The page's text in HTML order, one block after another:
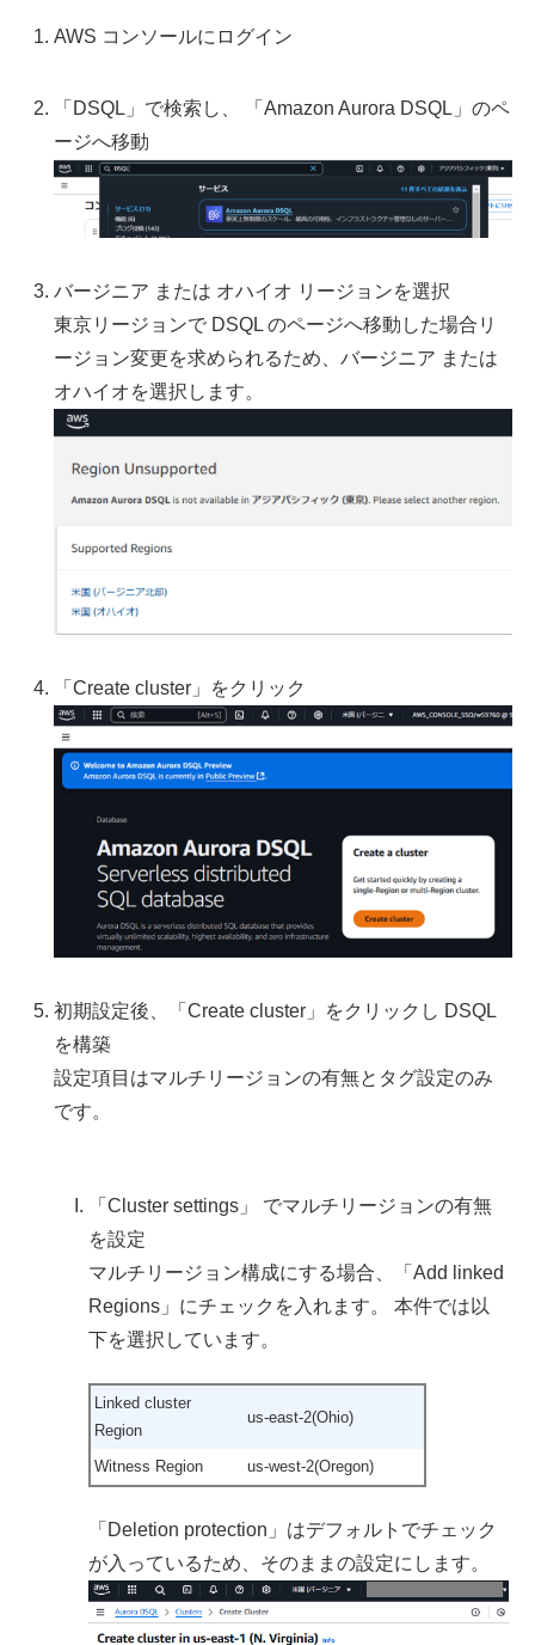
AWS コンソールにログイン
「DSQL」で検索し、 「Amazon Aurora DSQL」のペ
ージへ移動
バージニア または オハイオ リージョンを選択
東京リージョンで DSQL のページへ移動した場合リ
ージョン変更を求められるため、バージニア または
オハイオを選択します。
「Create cluster」をクリック
初期設定後、「Create cluster」をクリックし DSQL
を構築
設定項目はマルチリージョンの有無とタグ設定のみ
です。
「Cluster settings」 でマルチリージョンの有無
を設定
マルチリージョン構成にする場合、「Add linked
Regions」にチェックを入れます。 本件では以
下を選択しています。
Linked cluster
Region
us-east-2(Ohio)
Witness Region us-west-2(Oregon)
「Deletion protection」はデフォルトでチェック
が入っているため、そのままの設定にします。